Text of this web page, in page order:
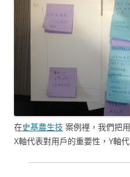
在史基農生技 案例裡，我們把
X軸代表對用戶的重要性，Y軸